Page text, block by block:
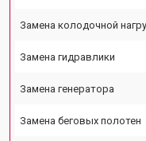
Замена колодочной
Замена гидравлики
Замена генератора
Замена беговых полотен